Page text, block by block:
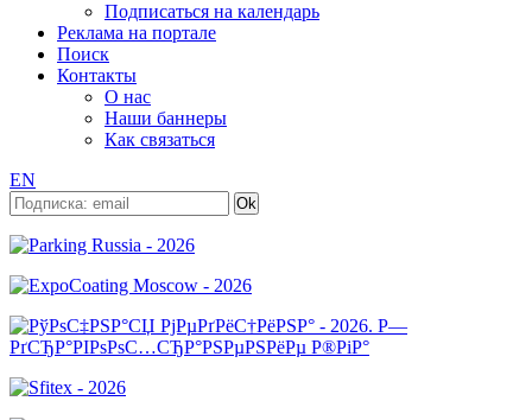
Подписаться на календарь
Реклама на портале
Поиск
Контакты
О нас
Наши баннеры
Как связаться
EN